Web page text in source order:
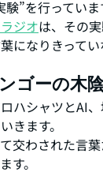
”を行っていま
ジオは、その
になりきって
ゴーの木
ハシャツとAI
きます。
交わされた言
す。